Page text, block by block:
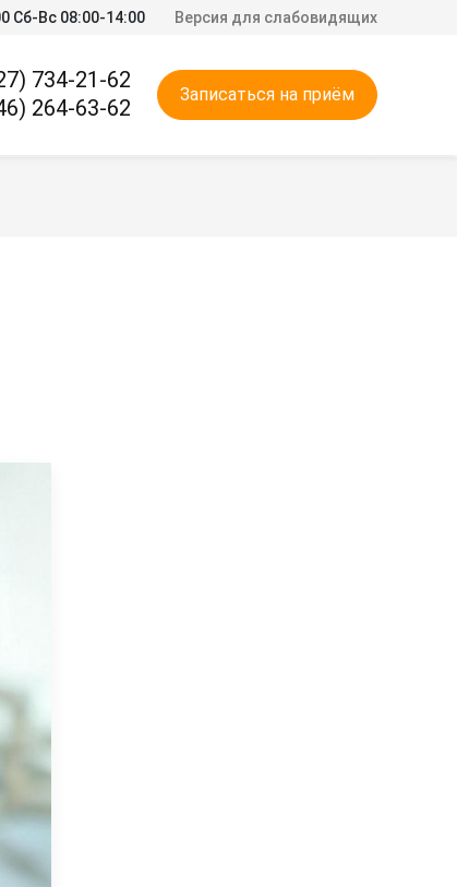
734-21-62
264-63-62
Записаться на приём
Сб-Вс 08:00-14:00 Версия для слабовидящих